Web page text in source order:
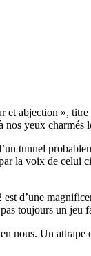
et abjection »,
nos yeux charmés
tunnel
la voix de celui
d’une
toujours un jeu
nous. Un attrape